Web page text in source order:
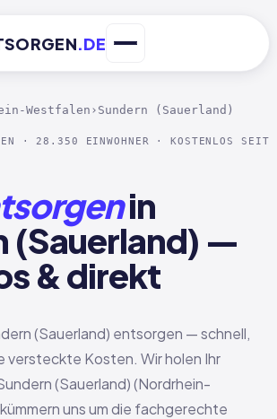
.DE
Westfalen › Sundern (Sauerland)
· 28.350 EINWOHNER · KOSTENLOS SEIT
in
(Sauerland) —
& direkt
(Sauerland) entsorgen — schnell,
versteckte Kosten. Wir holen Ihr
(Sauerland) (Nordrhein-
uns um die fachgerechte